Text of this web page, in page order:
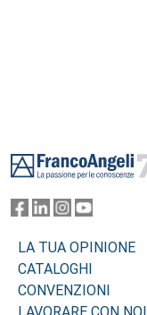
LA TUA OPINIONE
CATALOGHI
CONVENZIONI